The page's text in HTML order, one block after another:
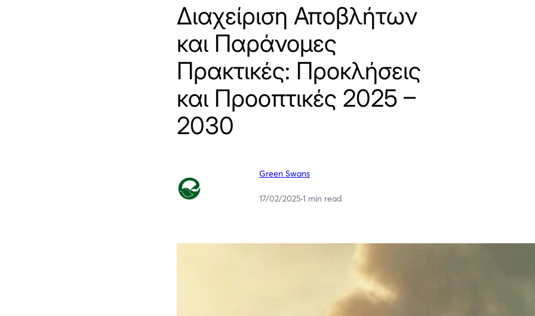
Διαχείριση Αποβλήτων
και Παράνομες
Πρακτικές: Προκλήσεις
και Προοπτικές 2025 –
2030
Green Swans
17/02/2025·1 min read